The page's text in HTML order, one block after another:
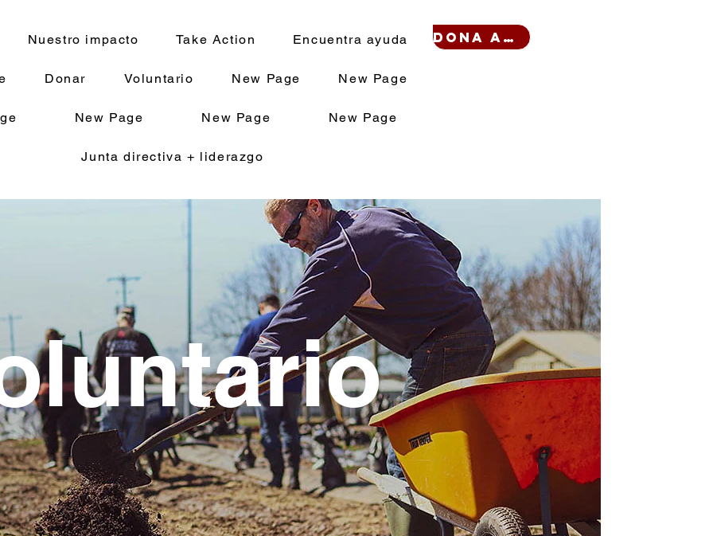
Nuestro impacto Take Action Encuentra ayuda
Donar Voluntario New Page New Page
New Page New Page New Page
Junta directiva + liderazgo
Dona ahora